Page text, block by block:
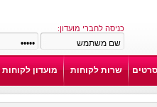
כניסה לחברי מועדון:
סרטים שרות לקוחות מועדון לקוחות